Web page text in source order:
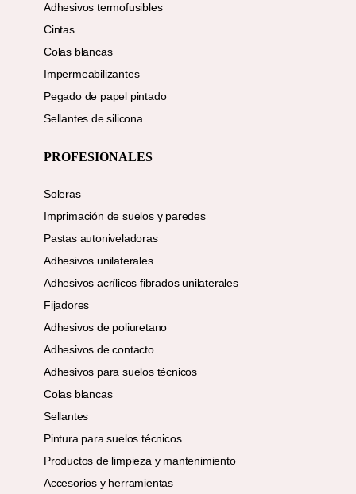
Adhesivos termofusibles
Cintas
Colas blancas
Impermeabilizantes
Pegado de papel pintado
Sellantes de silicona
PROFESIONALES
Soleras
Imprimación de suelos y paredes
Pastas autoniveladoras
Adhesivos unilaterales
Adhesivos acrílicos fibrados unilaterales
Fijadores
Adhesivos de poliuretano
Adhesivos de contacto
Adhesivos para suelos técnicos
Colas blancas
Sellantes
Pintura para suelos técnicos
Productos de limpieza y mantenimiento
Accesorios y herramientas